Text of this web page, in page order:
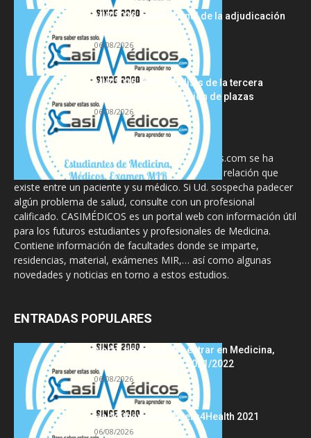
MIR 2026: análisis final de la adjudicación
de plazas y claves...
06/08/2026
MIR 2025-2026: análisis de la tercera
semana de adjudicación de plazas
06/08/2026
La información proporcionada en CasiMedicos.com se ha
diseñado para complementar, no substituir, la relación que
existe entre un paciente y su médico. Si Ud. sospecha padecer
algún problema de salud, consulte con un profesional
calificado. CASIMÉDICOS es un portal web con información útil
para los futuros estudiantes y profesionales de Medicina.
Contiene información de facultades donde se imparte,
residencias, material, exámenes MIR,… así como algunas
novedades y noticias en torno a estos estudios.
ENTRADAS POPULARES
Notas de corte para entrar en Medicina,
curso 2022/2023 vs 2021/2022
06/08/2026
Hackathon Innomakers4Health 2021
06/08/2026